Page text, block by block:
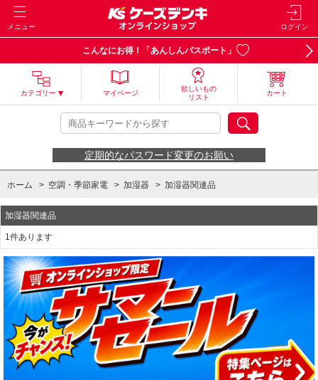
メニュー ログイン
こんなにお得！「あんしんパスポート」
カテゴリー マイページ
欲しいもの
リスト
カート
定期的なパスワード変更のお願い
ホーム > 空調・季節家電 > 加湿器 > 加湿器関連品
加湿器関連品
1件あります